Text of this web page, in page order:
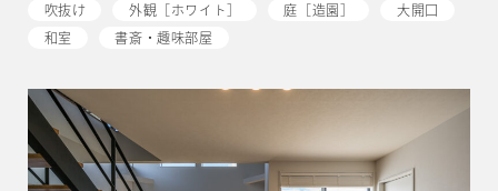
吹抜け 外観［ホワイト］ 庭［造園］ 大開口
和室 書斎・趣味部屋